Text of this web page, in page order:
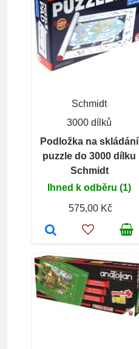
Schmidt
3000 dílků
Podložka na skládání
puzzle do 3000 dílku
Schmidt
Ihned k odběru (1)
575,00 Kč